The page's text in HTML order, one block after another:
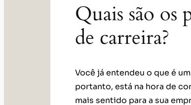
Quais são os
de carreira?
Você já entendeu o que é
portanto, está na hora de
mais sentido para a sua